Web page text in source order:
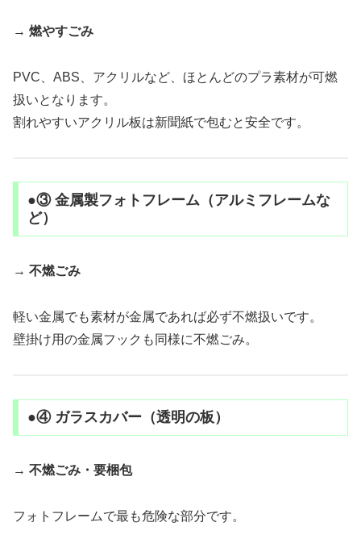
→ 燃やすごみ
PVC、ABS、アクリルなど、ほとんどのプラ素材が可燃
扱いとなります。
割れやすいアクリル板は新聞紙で包むと安全です。
●③ 金属製フォトフレーム（アルミフレームな
ど）
→ 不燃ごみ
軽い金属でも素材が金属であれば必ず不燃扱いです。
壁掛け用の金属フックも同様に不燃ごみ。
●④ ガラスカバー（透明の板）
→ 不燃ごみ・要梱包
フォトフレームで最も危険な部分です。